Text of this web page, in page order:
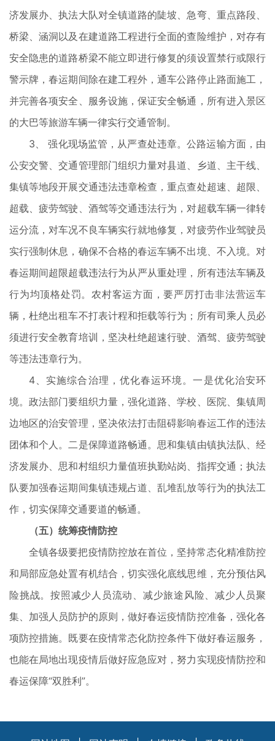
济发展办、执法大队对全镇道路的陡坡、急弯、重点路段、
桥梁、涵洞以及在建道路工程进行全面的查险维护，对存有
安全隐患的道路桥梁不能立即进行修复的须设置禁行或限行
警示牌，春运期间除在建工程外，通车公路停止路面施工，
并完善各项安全、服务设施，保证安全畅通，所有进入景区
的大巴等旅游车辆一律实行交通管制。
3、 强化现场监管，从严查处违章。公路运输方面，由
公安交警、交通管理部门组织力量对县道、乡道、主干线、
集镇等地段开展交通违法违章检查，重点查处超速、超限、
超载、疲劳驾驶、酒驾等交通违法行为，对超载车辆一律转
运分流，对车况不良车辆实行就地修复，对疲劳作业驾驶员
实行强制休息，确保不合格的春运车辆不出境、不入境。对
春运期间超限超载违法行为从严从重处理，所有违法车辆及
行为均顶格处罚。农村客运方面，要严厉打击非法营运车
辆，杜绝出租车不打表计程和拒载等行为；所有司乘人员必
须进行安全教育培训，坚决杜绝超速行驶、酒驾、疲劳驾驶
等违法违章行为。
4、实施综合治理，优化春运环境。一是优化治安环
境。政法部门要组织力量，强化道路、学校、医院、集镇周
边地区的治安管理，坚决依法打击阻碍影响春运工作的违法
团体和个人。二是保障道路畅通。思和集镇由镇执法队、经
济发展办、思和村组织力量值班执勤站岗、指挥交通；执法
队要加强春运期间集镇违规占道、乱堆乱放等行为的执法工
作，切实保障交通要道的畅通。
（五）统筹疫情防控
全镇各级要把疫情防控放在首位，坚持常态化精准防控
和局部应急处置有机结合，切实强化底线思维，充分预估风
险挑战。按照减少人员流动、减少旅途风险、减少人员聚
集、加强人员防护的原则，做好春运疫情防控准备，强化各
项防控措施。既要在疫情常态化防控条件下做好春运服务，
也能在局地出现疫情后做好应急应对，努力实现疫情防控和
春运保障“双胜利”。